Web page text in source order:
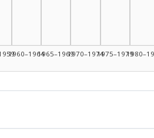
1960–19641965–19691970–19741975–1979